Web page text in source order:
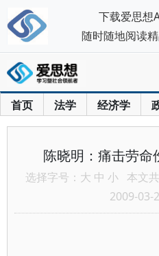
首页 法学 经济学
陈晓明：痛击劳命
选择字号： 大 中 小 本文
2009-03-
下载爱思想
随时随地阅读